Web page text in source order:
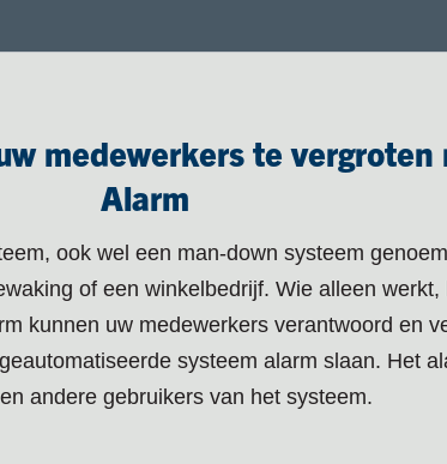
medewerkers te
Alarm
ook wel een man-down systeem
of een winkelbedrijf. Wie alleen werkt,
kunnen uw medewerkers verantwoord en
systeem alarm slaan. Het
andere gebruikers van het systeem.